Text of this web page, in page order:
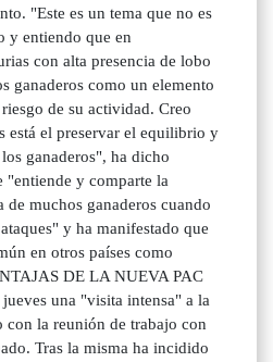
"Este es un tema que no es
y entiendo que en
con alta presencia de lobo
ganaderos como un elemento
de su actividad. Creo
está el preservar el equilibrio y
ganaderos", ha dicho
"entiende y comparte la
muchos ganaderos cuando
y ha manifestado que
en otros países como
DE LA NUEVA PAC
jueves una "visita intensa" a la
con la reunión de trabajo con
Tras la misma ha incidido